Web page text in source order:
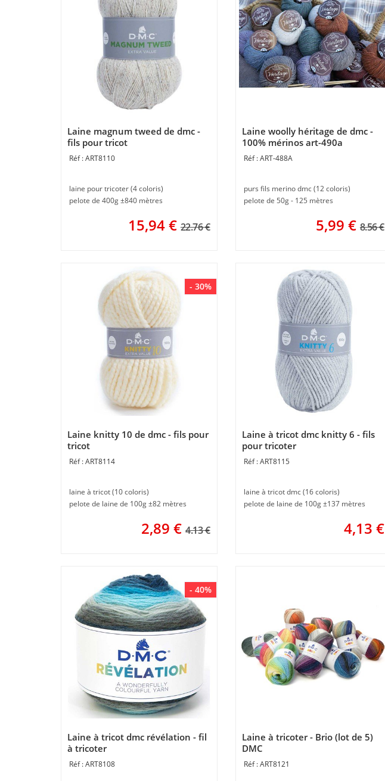
Laine magnum tweed de dmc -
fils pour tricot
ART8110
laine pour tricoter (4 coloris)
pelote de 400g ±840 mètres
15,94€ 22.76 €
Laine woolly héritage de dmc -
100% mérinos art-490a
ART-488A
purs fils merino dmc (12 coloris)
pelote de 50g - 125 mètres
5,99 € 8.56 €
- 30%
Laine knitty 10 de dmc - fils pour
tricot
ART8114
laine à tricot (10 coloris)
pelote de laine de 100g ±82 mètres
2,89 € 4.13 €
Laine à tricot dmc knitty 6 - fils
pour tricoter
ART8115
laine à tricot dmc (16 coloris)
pelote de laine de 100g ±137 mètres
4,13 €
- 40%
Laine à tricot dmc révélation - fil
à tricoter
ART8108
Laine à tricoter - Brio (lot de 5)
DMC
ART8121